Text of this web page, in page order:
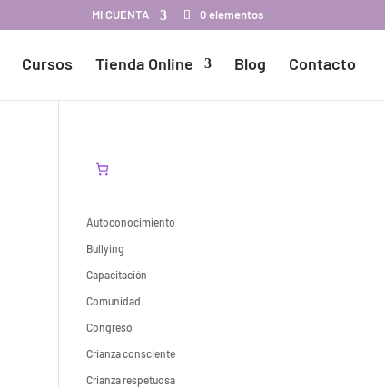
MI CUENTA 0 elementos
Cursos Tienda Online Blog Contacto
Autoconocimiento
Bullying
Capacitación
Comunidad
Congreso
Crianza consciente
Crianza respetuosa